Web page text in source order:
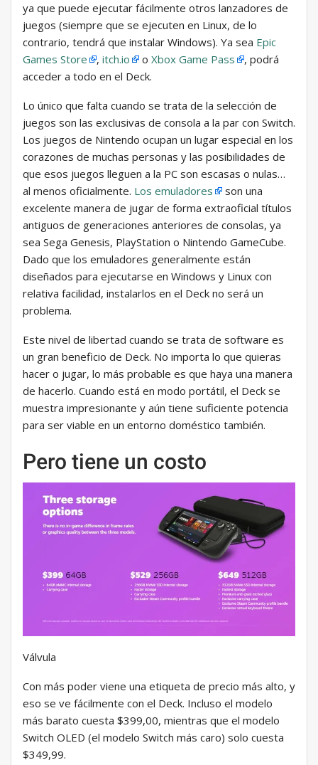
ya que puede ejecutar fácilmente otros lanzadores de
juegos (siempre que se ejecuten en Linux, de lo
contrario, tendrá que instalar Windows). Ya sea Epic
Games Store
, itch.io o Xbox Game Pass
, podrá
acceder a todo en el Deck.
Lo único que falta cuando se trata de la selección de
juegos son las exclusivas de consola a la par con Switch.
Los juegos de Nintendo ocupan un lugar especial en los
corazones de muchas personas y las posibilidades de
que esos juegos lleguen a la PC son escasas o nulas…
al menos oficialmente. Los emuladores
son una
excelente manera de jugar de forma extraoficial títulos
antiguos de generaciones anteriores de consolas, ya
sea Sega Genesis, PlayStation o Nintendo GameCube.
Dado que los emuladores generalmente están
diseñados para ejecutarse en Windows y Linux con
relativa facilidad, instalarlos en el Deck no será un
problema.
Este nivel de libertad cuando se trata de software es
un gran beneficio de Deck. No importa lo que quieras
hacer o jugar, lo más probable es que haya una manera
de hacerlo. Cuando está en modo portátil, el Deck se
muestra impresionante y aún tiene suficiente potencia
para ser viable en un entorno doméstico también.
Pero tiene un costo
Válvula
Con más poder viene una etiqueta de precio más alto, y
eso se ve fácilmente con el Deck. Incluso el modelo
más barato cuesta $399,00, mientras que el modelo
Switch OLED (el modelo Switch más caro) solo cuesta
$349,99.